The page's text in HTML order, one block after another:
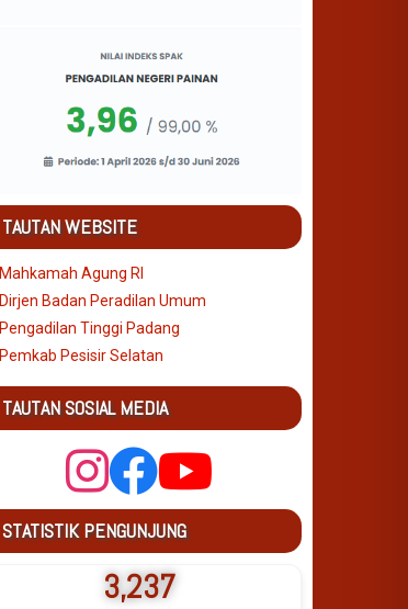
TAUTAN WEBSITE
Mahkamah Agung RI
Dirjen Badan Peradilan Umum
Pengadilan Tinggi Padang
Pemkab Pesisir Selatan
TAUTAN SOSIAL MEDIA
STATISTIK PENGUNJUNG
3,237